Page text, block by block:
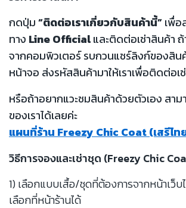
กดปุ่ม“ติดต่อเราเกี่ยวกับสินค้านี้”เพื่อ
ทาง Line Officialและติดต่อเช่าสินค้า
จากคอมพิวเตอร์ รบกวนแชร์ลิงก์ของสิ
หน้าจอ ส่งรหัสสินค้ามาให้เราเพื่อติดต่อเ
หรือถ้าอยากแวะชมสินค้าด้วยตัวเอง สาม
ของเราได้เลยค่ะ
แผนที่ร้าน Freezy Chic Coat (เสรีไ
วิธีการจองและเช่าชุด (Freezy Chic
1) เลือกแบบเสื้อ/ชุดที่ต้องการจากหน้าเว็บ
เลือกที่หน้าร้านได้